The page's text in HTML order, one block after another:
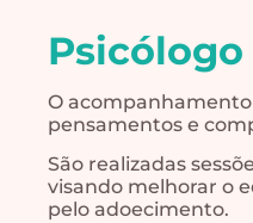
O
pensamentos e
São realizadas
visando melhorar o
pelo adoecimento.